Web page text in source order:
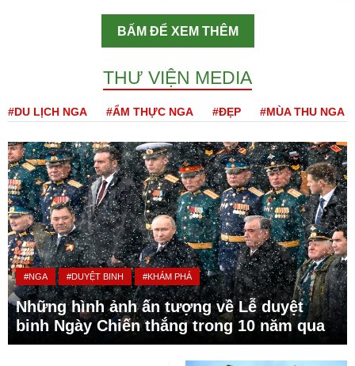
BẤM ĐỂ XEM THÊM
THƯ VIỆN MEDIA
#DU LỊCH NGA #ẨM THỰC NGA #ĐẸP #MÙA THU NGA
#NGA #DUYỆT BINH #KHÁM PHÁ
Những hình ảnh ấn tượng về Lễ duyệt
binh Ngày Chiến thắng trong 10 năm qua